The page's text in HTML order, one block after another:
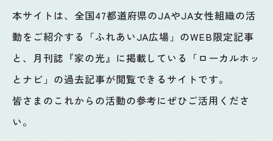
本サイトは、全国47都道府県のJAやJA女性組織の活
動をご紹介する「ふれあいJA広場」のWEB限定記事
と、月刊誌『家の光』に掲載している「ローカルホッ
とナビ」の過去記事が閲覧できるサイトです。
皆さまのこれからの活動の参考にぜひご活用くださ
い。